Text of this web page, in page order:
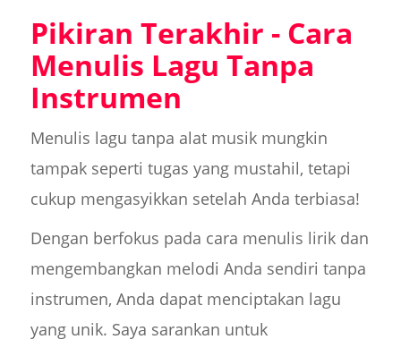
Pikiran Terakhir - Cara
Menulis Lagu Tanpa
Instrumen
Menulis lagu tanpa alat musik mungkin
tampak seperti tugas yang mustahil, tetapi
cukup mengasyikkan setelah Anda terbiasa!
Dengan berfokus pada cara menulis lirik dan
mengembangkan melodi Anda sendiri tanpa
instrumen, Anda dapat menciptakan lagu
yang unik. Saya sarankan untuk